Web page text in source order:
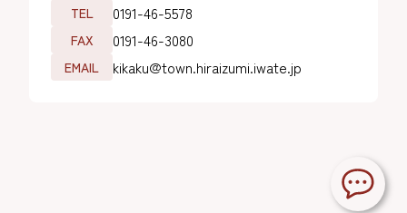
TEL
0191-46-5578
FAX 0191-46-3080
EMAIL kikaku@town.hiraizumi.iwate.jp